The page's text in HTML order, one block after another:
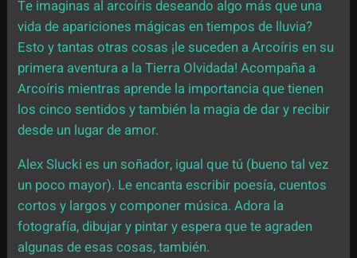
Te imaginas al arcoíris deseando algo más que una
vida de apariciones mágicas en tiempos de lluvia?
Esto y tantas otras cosas ¡le suceden a Arcoíris en su
primera aventura a la Tierra Olvidada! Acompaña a
Arcoíris mientras aprende la importancia que tienen
los cinco sentidos y también la magia de dar y recibir
desde un lugar de amor.
Alex Slucki es un soñador, igual que tú (bueno tal vez
un poco mayor). Le encanta escribir poesía, cuentos
cortos y largos y componer música. Adora la
fotografía, dibujar y pintar y espera que te agraden
algunas de esas cosas, también.